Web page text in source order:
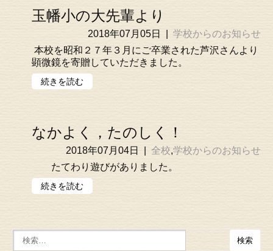
玉幡小の大先輩より
2018年07月05日
学校からのお知らせ
本校を昭和２７年３月にご卒業された芦沢さんより
顕微鏡を寄贈していただきました。
続きを読む
なかよく，たのしく！
2018年07月04日 全校,学校からのお知らせ
たてわり遊びがありました。
続きを読む